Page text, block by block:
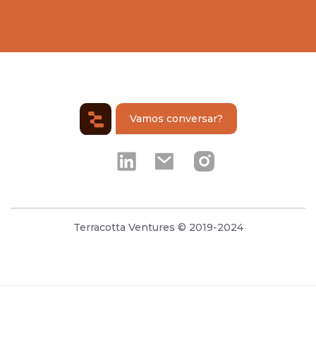
Vamos conversar?
Terracotta Ventures © 2019-2024